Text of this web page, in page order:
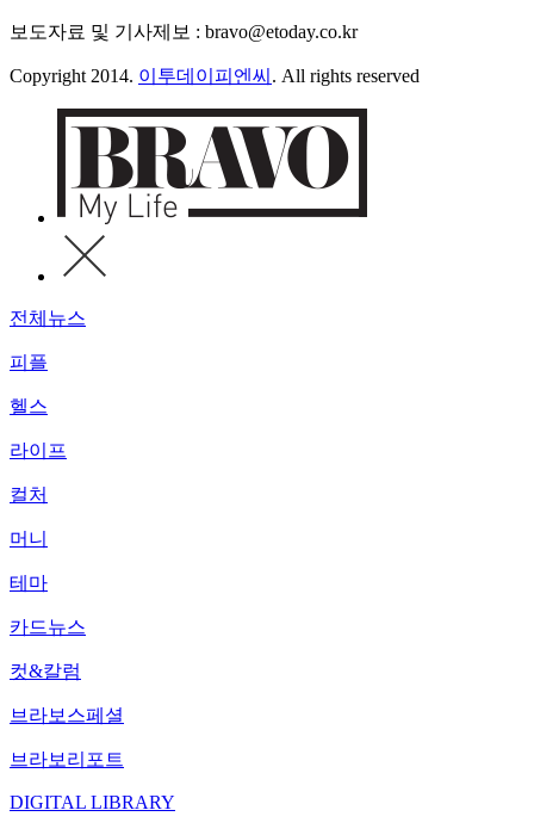
보도자료 및 기사제보 : bravo@etoday.co.kr
Copyright 2014. 이투데이피엔씨 . All rights reserved
전체뉴스
피플
헬스
라이프
컬처
머니
테마
카드뉴스
컷&칼럼
브라보스페셜
브라보리포트
DIGITAL LIBRARY